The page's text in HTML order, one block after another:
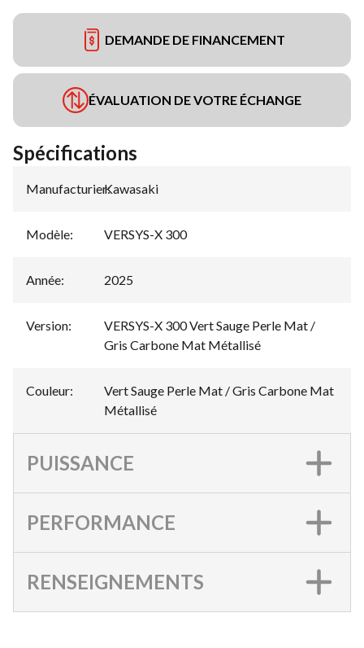
DEMANDE DE FINANCEMENT
ÉVALUATION DE VOTRE ÉCHANGE
Spécifications
Manufacturier:
Kawasaki
Modèle: VERSYS-X 300
Année: 2025
Version:
VERSYS-X 300 Vert Sauge Perle Mat /
Gris Carbone Mat Métallisé
Couleur:
Vert Sauge Perle Mat / Gris Carbone Mat
Métallisé
PUISSANCE
PERFORMANCE
RENSEIGNEMENTS